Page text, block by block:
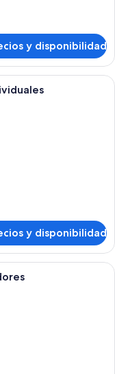
y disponibilidad
de hotel con dos
y disponibilidad
de hotel con cama,